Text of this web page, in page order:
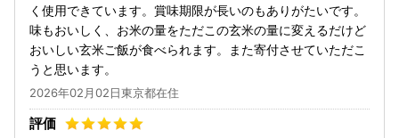
く使用できています。賞味期限が長いのもありがたいです。
味もおいしく、お米の量をただこの玄米の量に変えるだけど
おいしい玄米ご飯が食べられます。また寄付させていただこ
うと思います。
2026年02月02日東京都在住